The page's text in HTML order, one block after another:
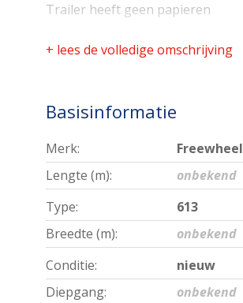
Trailer heeft geen papieren
+ lees de volledige omschrijving
Basisinformatie
Merk:
Freewheel
Lengte (m):
onbekend
Type:
613
Breedte (m):
onbekend
Conditie:
nieuw
Diepgang:
onbekend